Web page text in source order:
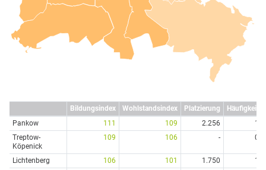
Bildungsindex Wohlstandsindex Platzierung Häufigkeit
Pankow
111 109 2.256
1
Treptow-
Köpenick
109 106 - 0
Lichtenberg 106 101 1.750
1